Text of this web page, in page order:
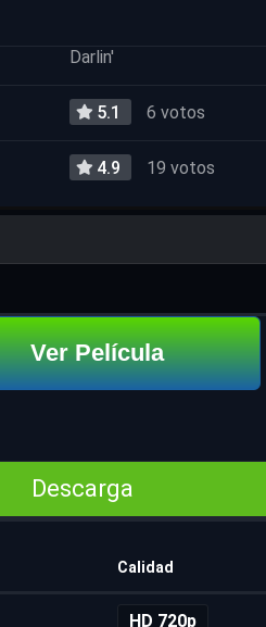
Darlin'
5.1 6 votos
4.9 19 votos
Ver Película
Descarga
Calidad
HD 720p